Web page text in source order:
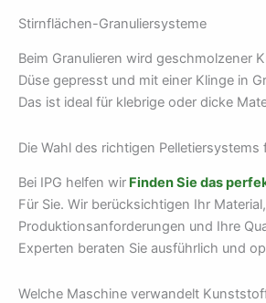
Stirnflächen-Granuliersysteme
Beim Granulieren wird geschmolzener
Düse gepresst und mit einer Klinge in
Das ist ideal für klebrige oder dicke
Die Wahl des richtigen Pelletiersystems
Bei IPG helfen wir Finden Sie das
Für Sie. Wir berücksichtigen Ihr
Produktionsanforderungen und Ihre
Experten beraten Sie ausführlich und
Welche Maschine verwandelt